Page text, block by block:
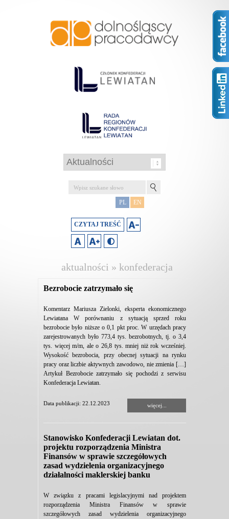
PL EN
CZYTAJ TREŚĆ
aktualności » konfederacja
Bezrobocie zatrzymało się
Komentarz Mariusza Zielonki, eksperta ekonomicznego
Lewiatana W porównaniu z sytuacją sprzed roku
bezrobocie było niższe o 0,1 pkt proc. W urzędach pracy
zarejestrowanych było 773,4 tys. bezrobotnych, tj. o 3,4
tys. więcej m/m, ale o 26,8 tys. mniej niż rok wcześniej.
Wysokość bezrobocia, przy obecnej sytuacji na rynku
pracy oraz liczbie aktywnych zawodowo, nie zmienia […]
Artykuł Bezrobocie zatrzymało się pochodzi z serwisu
Konfederacja Lewiatan.
Data publikacji: 22.12.2023 więcej...
Stanowisko Konfederacji Lewiatan dot.
projektu rozporządzenia Ministra
Finansów w sprawie szczegółowych
zasad wydzielenia organizacyjnego
działalności maklerskiej banku
W związku z pracami legislacyjnymi nad projektem
rozporządzenia Ministra Finansów w sprawie
szczegółowych zasad wydzielenia organizacyjnego